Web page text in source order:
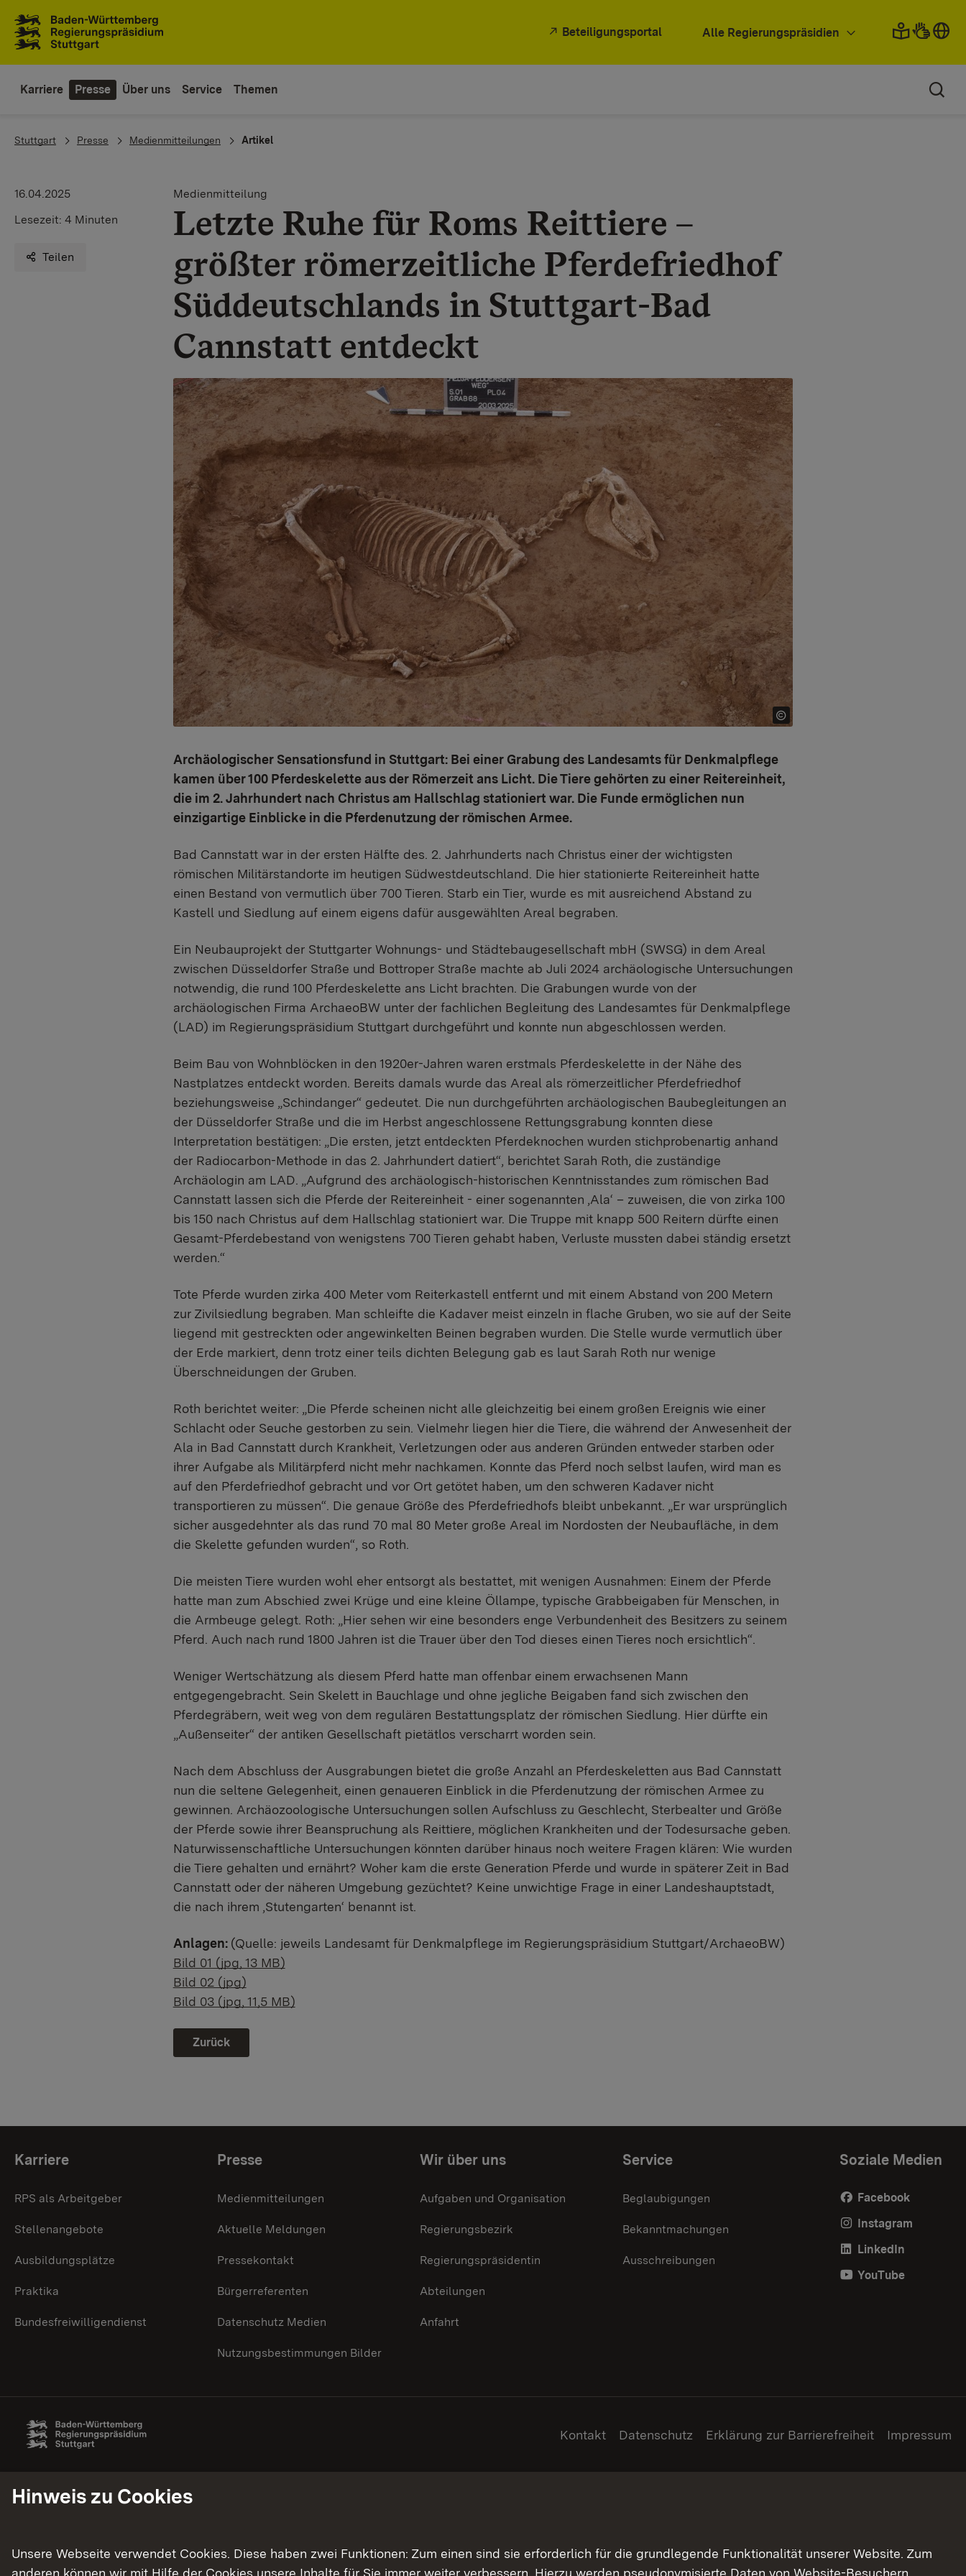
Beteiligungsportal Alle Regierungspräsidien
Karriere Presse Über uns Service Themen
You are here:
Stuttgart Presse Medienmitteilungen Artikel
16.04.2025
Lesezeit: 4 Minuten
Teilen
Medienmitteilung
Letzte Ruhe für Roms Reittiere –
größter römerzeitliche Pferdefriedhof
Süddeutschlands in Stuttgart-Bad
Cannstatt entdeckt
Archäologischer Sensationsfund in Stuttgart: Bei einer Grabung des Landesamts für Denkmalpflege
kamen über 100 Pferdeskelette aus der Römerzeit ans Licht. Die Tiere gehörten zu einer Reitereinheit,
die im 2. Jahrhundert nach Christus am Hallschlag stationiert war. Die Funde ermöglichen nun
einzigartige Einblicke in die Pferdenutzung der römischen Armee.
Bad Cannstatt war in der ersten Hälfte des. 2. Jahrhunderts nach Christus einer der wichtigsten
römischen Militärstandorte im heutigen Südwestdeutschland. Die hier stationierte Reitereinheit hatte
einen Bestand von vermutlich über 700 Tieren. Starb ein Tier, wurde es mit ausreichend Abstand zu
Kastell und Siedlung auf einem eigens dafür ausgewählten Areal begraben.
Ein Neubauprojekt der Stuttgarter Wohnungs- und Städtebaugesellschaft mbH (SWSG) in dem Areal
zwischen Düsseldorfer Straße und Bottroper Straße machte ab Juli 2024 archäologische Untersuchungen
notwendig, die rund 100 Pferdeskelette ans Licht brachten. Die Grabungen wurde von der
archäologischen Firma ArchaeoBW unter der fachlichen Begleitung des Landesamtes für Denkmalpflege
(LAD) im Regierungspräsidium Stuttgart durchgeführt und konnte nun abgeschlossen werden.
Beim Bau von Wohnblöcken in den 1920er-Jahren waren erstmals Pferdeskelette in der Nähe des
Nastplatzes entdeckt worden. Bereits damals wurde das Areal als römerzeitlicher Pferdefriedhof
beziehungsweise „Schindanger“ gedeutet. Die nun durchgeführten archäologischen Baubegleitungen an
der Düsseldorfer Straße und die im Herbst angeschlossene Rettungsgrabung konnten diese
Interpretation bestätigen: „Die ersten, jetzt entdeckten Pferdeknochen wurden stichprobenartig anhand
der Radiocarbon-Methode in das 2. Jahrhundert datiert“, berichtet Sarah Roth, die zuständige
Archäologin am LAD. „Aufgrund des archäologisch-historischen Kenntnisstandes zum römischen Bad
Cannstatt lassen sich die Pferde der Reitereinheit - einer sogenannten ‚Ala‘ – zuweisen, die von zirka 100
bis 150 nach Christus auf dem Hallschlag stationiert war. Die Truppe mit knapp 500 Reitern dürfte einen
Gesamt-Pferdebestand von wenigstens 700 Tieren gehabt haben, Verluste mussten dabei ständig ersetzt
werden.“
Tote Pferde wurden zirka 400 Meter vom Reiterkastell entfernt und mit einem Abstand von 200 Metern
zur Zivilsiedlung begraben. Man schleifte die Kadaver meist einzeln in flache Gruben, wo sie auf der Seite
liegend mit gestreckten oder angewinkelten Beinen begraben wurden. Die Stelle wurde vermutlich über
der Erde markiert, denn trotz einer teils dichten Belegung gab es laut Sarah Roth nur wenige
Überschneidungen der Gruben.
Roth berichtet weiter: „Die Pferde scheinen nicht alle gleichzeitig bei einem großen Ereignis wie einer
Schlacht oder Seuche gestorben zu sein. Vielmehr liegen hier die Tiere, die während der Anwesenheit der
Ala in Bad Cannstatt durch Krankheit, Verletzungen oder aus anderen Gründen entweder starben oder
ihrer Aufgabe als Militärpferd nicht mehr nachkamen. Konnte das Pferd noch selbst laufen, wird man es
auf den Pferdefriedhof gebracht und vor Ort getötet haben, um den schweren Kadaver nicht
transportieren zu müssen“. Die genaue Größe des Pferdefriedhofs bleibt unbekannt. „Er war ursprünglich
sicher ausgedehnter als das rund 70 mal 80 Meter große Areal im Nordosten der Neubaufläche, in dem
die Skelette gefunden wurden“, so Roth.
Die meisten Tiere wurden wohl eher entsorgt als bestattet, mit wenigen Ausnahmen: Einem der Pferde
hatte man zum Abschied zwei Krüge und eine kleine Öllampe, typische Grabbeigaben für Menschen, in
die Armbeuge gelegt. Roth: „Hier sehen wir eine besonders enge Verbundenheit des Besitzers zu seinem
Pferd. Auch nach rund 1800 Jahren ist die Trauer über den Tod dieses einen Tieres noch ersichtlich“.
Weniger Wertschätzung als diesem Pferd hatte man offenbar einem erwachsenen Mann
entgegengebracht. Sein Skelett in Bauchlage und ohne jegliche Beigaben fand sich zwischen den
Pferdegräbern, weit weg von dem regulären Bestattungsplatz der römischen Siedlung. Hier dürfte ein
„Außenseiter“ der antiken Gesellschaft pietätlos verscharrt worden sein.
Nach dem Abschluss der Ausgrabungen bietet die große Anzahl an Pferdeskeletten aus Bad Cannstatt
nun die seltene Gelegenheit, einen genaueren Einblick in die Pferdenutzung der römischen Armee zu
gewinnen. Archäozoologische Untersuchungen sollen Aufschluss zu Geschlecht, Sterbealter und Größe
der Pferde sowie ihrer Beanspruchung als Reittiere, möglichen Krankheiten und der Todesursache geben.
Naturwissenschaftliche Untersuchungen könnten darüber hinaus noch weitere Fragen klären: Wie wurden
die Tiere gehalten und ernährt? Woher kam die erste Generation Pferde und wurde in späterer Zeit in Bad
Cannstatt oder der näheren Umgebung gezüchtet? Keine unwichtige Frage in einer Landeshauptstadt,
die nach ihrem ‚Stutengarten‘ benannt ist.
Anlagen: (Quelle: jeweils Landesamt für Denkmalpflege im Regierungspräsidium Stuttgart/ArchaeoBW)
Bild 01 (jpg, 13 MB)
Bild 02 (jpg)
Bild 03 (jpg, 11,5 MB)
Zurück
Themenübersicht
Karriere
RPS als Arbeitgeber
Stellenangebote
Ausbildungsplätze
Praktika
Bundesfreiwilligendienst
Presse
Medienmitteilungen
Aktuelle Meldungen
Pressekontakt
Bürgerreferenten
Datenschutz Medien
Nutzungsbestimmungen Bilder
Wir über uns
Aufgaben und Organisation
Regierungsbezirk
Regierungspräsidentin
Abteilungen
Anfahrt
Service
Beglaubigungen
Bekanntmachungen
Ausschreibungen
Soziale Medien
Facebook
Instagram
LinkedIn
YouTube
Kontakt Datenschutz Erklärung zur Barrierefreiheit Impressum
Hinweis zu Cookies
Unsere Webseite verwendet Cookies. Diese haben zwei Funktionen: Zum einen sind sie erforderlich für die grundlegende Funktionalität unserer Website. Zum
anderen können wir mit Hilfe der Cookies unsere Inhalte für Sie immer weiter verbessern. Hierzu werden pseudonymisierte Daten von Website-Besuchern